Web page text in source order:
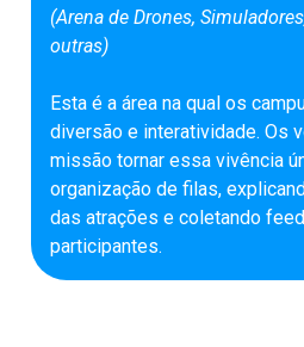
(Arena de Drones,
outras)
Esta é a área na qual os
diversão e interatividade. Os
missão tornar essa vivência
organização de filas,
das atrações e coletando
participantes.